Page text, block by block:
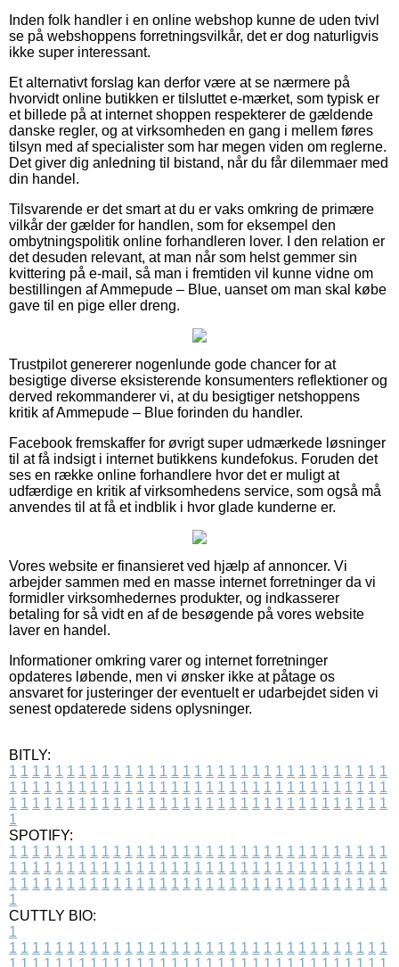
Inden folk handler i en online webshop kunne de uden tvivl
se på webshoppens forretningsvilkår, det er dog naturligvis
ikke super interessant.
Et alternativt forslag kan derfor være at se nærmere på
hvorvidt online butikken er tilsluttet e-mærket, som typisk er
et billede på at internet shoppen respekterer de gældende
danske regler, og at virksomheden en gang i mellem føres
tilsyn med af specialister som har megen viden om reglerne.
Det giver dig anledning til bistand, når du får dilemmaer med
din handel.
Tilsvarende er det smart at du er vaks omkring de primære
vilkår der gælder for handlen, som for eksempel den
ombytningspolitik online forhandleren lover. I den relation er
det desuden relevant, at man når som helst gemmer sin
kvittering på e-mail, så man i fremtiden vil kunne vidne om
bestillingen af Ammepude – Blue, uanset om man skal købe
gave til en pige eller dreng.
Trustpilot genererer nogenlunde gode chancer for at
besigtige diverse eksisterende konsumenters reflektioner og
derved rekommanderer vi, at du besigtiger netshoppens
kritik af Ammepude – Blue forinden du handler.
Facebook fremskaffer for øvrigt super udmærkede løsninger
til at få indsigt i internet butikkens kundefokus. Foruden det
ses en række online forhandlere hvor det er muligt at
udfærdige en kritik af virksomhedens service, som også må
anvendes til at få et indblik i hvor glade kunderne er.
Vores website er finansieret ved hjælp af annoncer. Vi
arbejder sammen med en masse internet forretninger da vi
formidler virksomhedernes produkter, og indkasserer
betaling for så vidt en af de besøgende på vores website
laver en handel.
Informationer omkring varer og internet forretninger
opdateres løbende, men vi ønsker ikke at påtage os
ansvaret for justeringer der eventuelt er udarbejdet siden vi
senest opdaterede sidens oplysninger.
BITLY:
1 1 1 1 1 1 1 1 1 1 1 1 1 1 1 1 1 1 1 1 1 1 1 1 1 1 1 1 1 1 1 1 1
1 1 1 1 1 1 1 1 1 1 1 1 1 1 1 1 1 1 1 1 1 1 1 1 1 1 1 1 1 1 1 1 1
1 1 1 1 1 1 1 1 1 1 1 1 1 1 1 1 1 1 1 1 1 1 1 1 1 1 1 1 1 1 1 1 1
1
SPOTIFY:
1 1 1 1 1 1 1 1 1 1 1 1 1 1 1 1 1 1 1 1 1 1 1 1 1 1 1 1 1 1 1 1 1
1 1 1 1 1 1 1 1 1 1 1 1 1 1 1 1 1 1 1 1 1 1 1 1 1 1 1 1 1 1 1 1 1
1 1 1 1 1 1 1 1 1 1 1 1 1 1 1 1 1 1 1 1 1 1 1 1 1 1 1 1 1 1 1 1 1
1
CUTTLY BIO:
1
1 1 1 1 1 1 1 1 1 1 1 1 1 1 1 1 1 1 1 1 1 1 1 1 1 1 1 1 1 1 1 1 1
1 1 1 1 1 1 1 1 1 1 1 1 1 1 1 1 1 1 1 1 1 1 1 1 1 1 1 1 1 1 1 1 1